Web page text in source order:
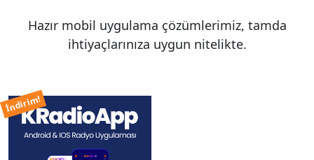
Hazır mobil uygulama çözümlerimiz, tamda
ihtiyaçlarınıza uygun nitelikte.
İndirim!